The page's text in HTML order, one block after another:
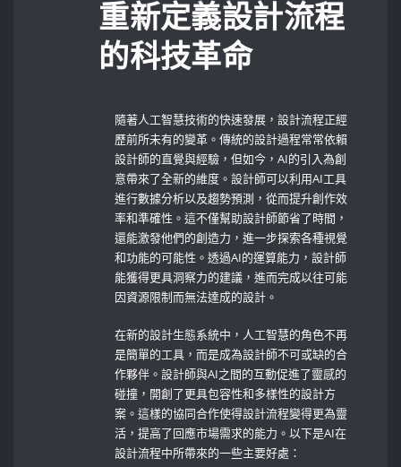
重新定義設計流程
的科技革命
隨著人工智慧技術的快速發展，設計流程正經
歷前所未有的變革。傳統的設計過程常常依賴
設計師的直覺與經驗，但如今，AI的引入為創
意帶來了全新的維度。設計師可以利用AI工具
進行數據分析以及趨勢預測，從而提升創作效
率和準確性。這不僅幫助設計師節省了時間，
還能激發他們的創造力，進一步探索各種視覺
和功能的可能性。透過AI的運算能力，設計師
能獲得更具洞察力的建議，進而完成以往可能
因資源限制而無法達成的設計。
在新的設計生態系統中，人工智慧的角色不再
是簡單的工具，而是成為設計師不可或缺的合
作夥伴。設計師與AI之間的互動促進了靈感的
碰撞，開創了更具包容性和多樣性的設計方
案。這樣的協同合作使得設計流程變得更為靈
活，提高了回應市場需求的能力。以下是AI在
設計流程中所帶來的一些主要好處：